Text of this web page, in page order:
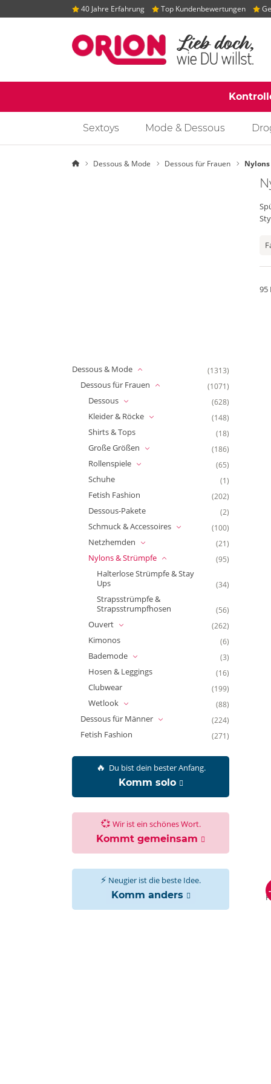
40 Jahre Erfahrung Top Kundenbewertungen
Sextoys Mode & Dessous
StartseiteDessous & Mode Dessous für Frauen
Dessous & Mode (1313)
Dessous für Frauen (1071)
Dessous (628)
Kleider & Röcke (148)
Shirts & Tops (18)
Große Größen (186)
Rollenspiele (65)
Schuhe (1)
Fetish Fashion (202)
Dessous-Pakete (2)
Schmuck & Accessoires (100)
Netzhemden (21)
Nylons & Strümpfe (95)
Halterlose Strümpfe & Stay
Ups
(34)
Strapsstrümpfe &
Strapsstrumpfhosen
(56)
Ouvert (262)
Kimonos (6)
Bademode (3)
Hosen & Leggings (16)
Clubwear (199)
Wetlook (88)
Dessous für Männer (224)
Fetish Fashion (271)
🔥 Du bist dein bester Anfang.
Komm solo
💞 Wir ist ein schönes Wort.
Kommt gemeinsam
⚡ Neugier ist die beste Idee.
Komm anders
95